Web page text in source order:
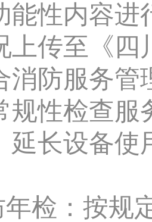
能性内容
上传至《四
消防服务
规性检查
延长设备
年检：按规